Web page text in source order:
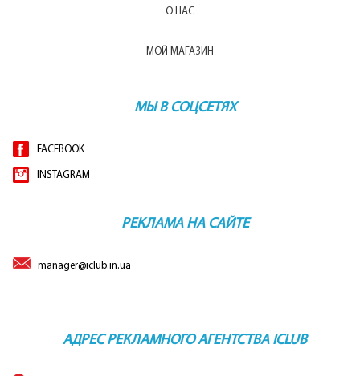
О НАС
МОЙ МАГАЗИН
МЫ В СОЦСЕТЯХ
FACEBOOK
INSTAGRAM
РЕКЛАМА НА САЙТЕ
manager@iclub.in.ua
АДРЕС РЕКЛАМНОГО АГЕНТСТВА ICLUB